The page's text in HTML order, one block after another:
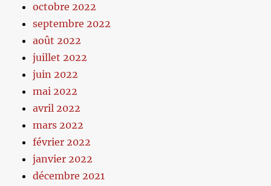
octobre 2022
septembre 2022
août 2022
juillet 2022
juin 2022
mai 2022
avril 2022
mars 2022
février 2022
janvier 2022
décembre 2021